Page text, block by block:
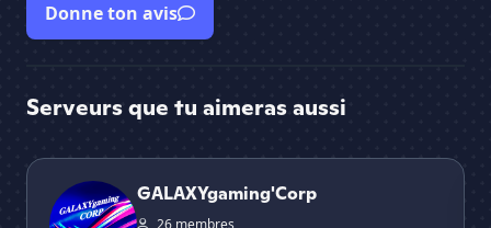
Donne ton avis
Serveurs que tu aimeras aussi
GALAXYgaming'Corp
GALAXYgaming'Corp